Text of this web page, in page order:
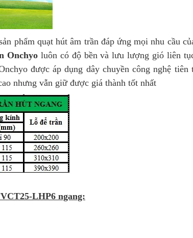
phẩm quạt hút âm trần đáp ứng mọi nhu cầu
Onchyoluôn có độ bền và lưu lượng gió liên
được áp dụng dây chuyền công nghệ
nhưng vẫn giữ được giá thành tốt nhất
LHP6 ngang: